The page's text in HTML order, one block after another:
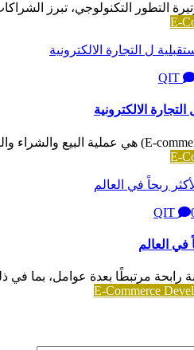
التطور التكنولوجي، تبرز
E-
الالكترونية
E-
في العالم
رابحة مرتبطًا بعدة عوامل، بما في
E-Commerce